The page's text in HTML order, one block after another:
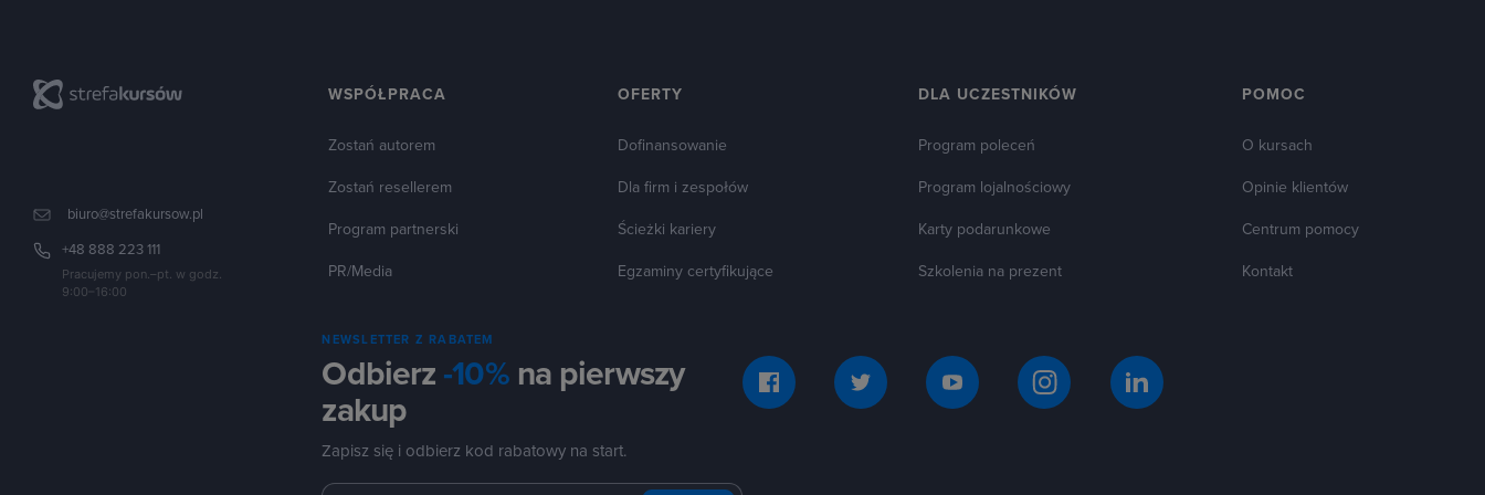
biuro@strefakursow.pl
+48 888 223 111
Pracujemy pon.–pt. w godz.
9:00–16:00
WSPÓŁPRACA
Zostań autorem
Zostań resellerem
Program partnerski
PR/Media
OFERTY
Dofinansowanie
Dla firm i zespołów
Ścieżki kariery
Egzaminy certyfikujące
DLA UCZESTNIKÓW
Program poleceń
Program lojalnościowy
Karty podarunkowe
Szkolenia na prezent
POMOC
O kursach
Opinie klientów
Centrum pomocy
Kontakt
NEWSLETTER Z RABATEM
Odbierz -10%na pierwszy
zakup
Zapisz się i odbierz kod rabatowy na start.